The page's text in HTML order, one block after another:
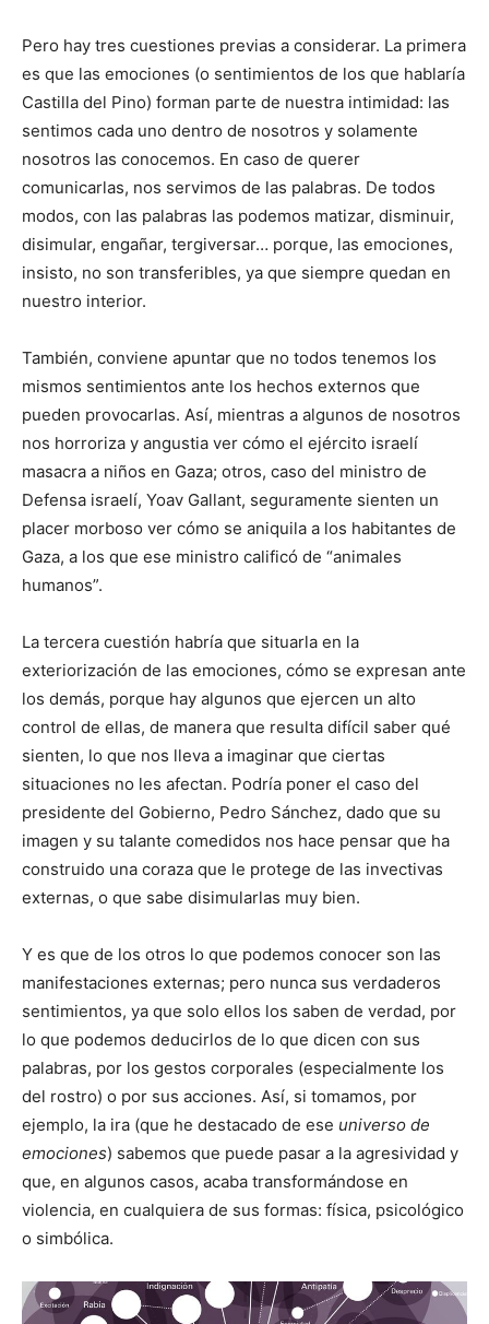
Pero hay tres cuestiones previas a considerar. La primera
es que las emociones (o sentimientos de los que hablaría
Castilla del Pino) forman parte de nuestra intimidad: las
sentimos cada uno dentro de nosotros y solamente
nosotros las conocemos. En caso de querer
comunicarlas, nos servimos de las palabras. De todos
modos, con las palabras las podemos matizar, disminuir,
disimular, engañar, tergiversar… porque, las emociones,
insisto, no son transferibles, ya que siempre quedan en
nuestro interior.
También, conviene apuntar que no todos tenemos los
mismos sentimientos ante los hechos externos que
pueden provocarlas. Así, mientras a algunos de nosotros
nos horroriza y angustia ver cómo el ejército israelí
masacra a niños en Gaza; otros, caso del ministro de
Defensa israelí, Yoav Gallant, seguramente sienten un
placer morboso ver cómo se aniquila a los habitantes de
Gaza, a los que ese ministro calificó de “animales
humanos”.
La tercera cuestión habría que situarla en la
exteriorización de las emociones, cómo se expresan ante
los demás, porque hay algunos que ejercen un alto
control de ellas, de manera que resulta difícil saber qué
sienten, lo que nos lleva a imaginar que ciertas
situaciones no les afectan. Podría poner el caso del
presidente del Gobierno, Pedro Sánchez, dado que su
imagen y su talante comedidos nos hace pensar que ha
construido una coraza que le protege de las invectivas
externas, o que sabe disimularlas muy bien.
Y es que de los otros lo que podemos conocer son las
manifestaciones externas; pero nunca sus verdaderos
sentimientos, ya que solo ellos los saben de verdad, por
lo que podemos deducirlos de lo que dicen con sus
palabras, por los gestos corporales (especialmente los
del rostro) o por sus acciones. Así, si tomamos, por
ejemplo, la ira (que he destacado de ese universo de
emociones) sabemos que puede pasar a la agresividad y
que, en algunos casos, acaba transformándose en
violencia, en cualquiera de sus formas: física, psicológico
o simbólica.